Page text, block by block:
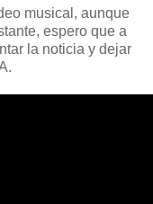
musical, aunque
espero que a
la noticia y dejar